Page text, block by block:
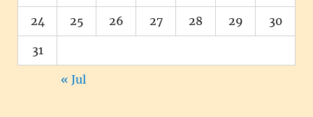
24 25 26 27 28 29 30
31
« Jul